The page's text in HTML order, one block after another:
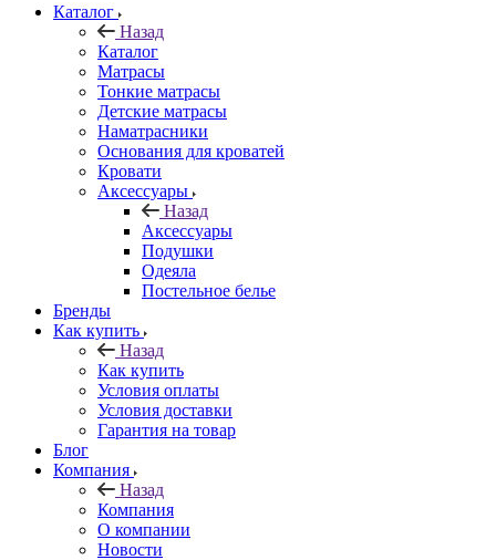
Каталог
Назад
Каталог
Матрасы
Тонкие матрасы
Детские матрасы
Наматрасники
Основания для кроватей
Кровати
Аксессуары
Назад
Аксессуары
Подушки
Одеяла
Постельное белье
Бренды
Как купить
Назад
Как купить
Условия оплаты
Условия доставки
Гарантия на товар
Блог
Компания
Назад
Компания
О компании
Новости